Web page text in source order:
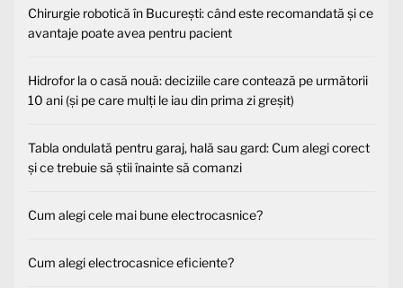
Chirurgie robotică în București: când este recomandată și ce
avantaje poate avea pentru pacient
Hidrofor la o casă nouă: deciziile care contează pe următorii
10 ani (și pe care mulți le iau din prima zi greșit)
Tabla ondulată pentru garaj, hală sau gard: Cum alegi corect
și ce trebuie să știi înainte să comanzi
Cum alegi cele mai bune electrocasnice?
Cum alegi electrocasnice eficiente?